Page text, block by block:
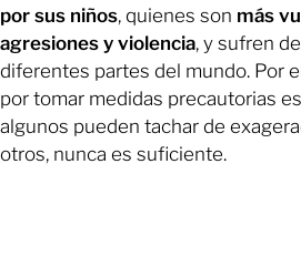
por sus niños, quienes son más
agresiones y violencia, y sufren
diferentes partes del mundo. Por
por tomar medidas precautorias
algunos pueden tachar de
otros, nunca es suficiente.